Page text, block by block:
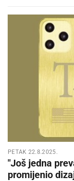
PETAK 22.8.2025.
"Još jedna
promijenio